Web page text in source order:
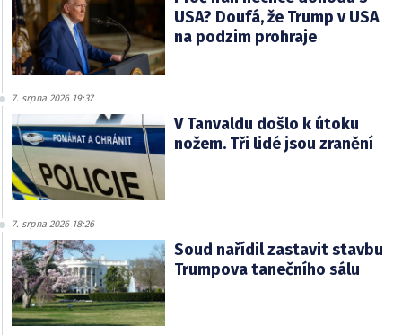
USA? Doufá, že Trump v USA
na podzim prohraje
7. srpna 2026 19:37
V Tanvaldu došlo k útoku
nožem. Tři lidé jsou zranění
7. srpna 2026 18:26
Soud nařídil zastavit stavbu
Trumpova tanečního sálu